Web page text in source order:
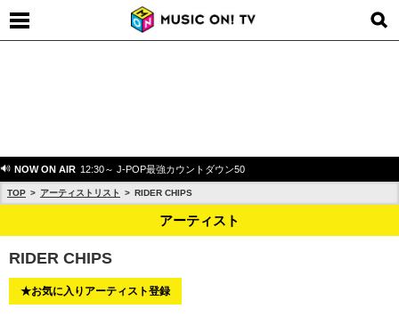
NOW ON AIR 12:30～ J-POP最強カウントダウン50
TOP アーティストリスト RIDER CHIPS
アーティスト
RIDER CHIPS
★お気に入りアーティスト登録